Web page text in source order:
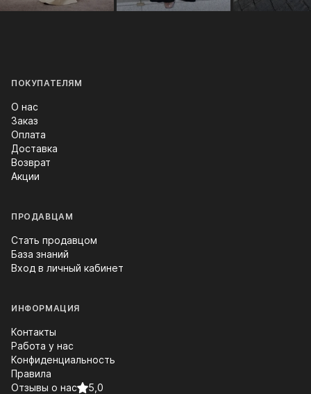
ПОКУПАТЕЛЯМ
О нас
Заказ
Оплата
Доставка
Возврат
Акции
ПРОДАВЦАМ
Стать продавцом
База знаний
Вход в личный кабинет
ИНФОРМАЦИЯ
Контакты
Работа у нас
Конфиденциальность
Правила
Отзывы о нас
5,0